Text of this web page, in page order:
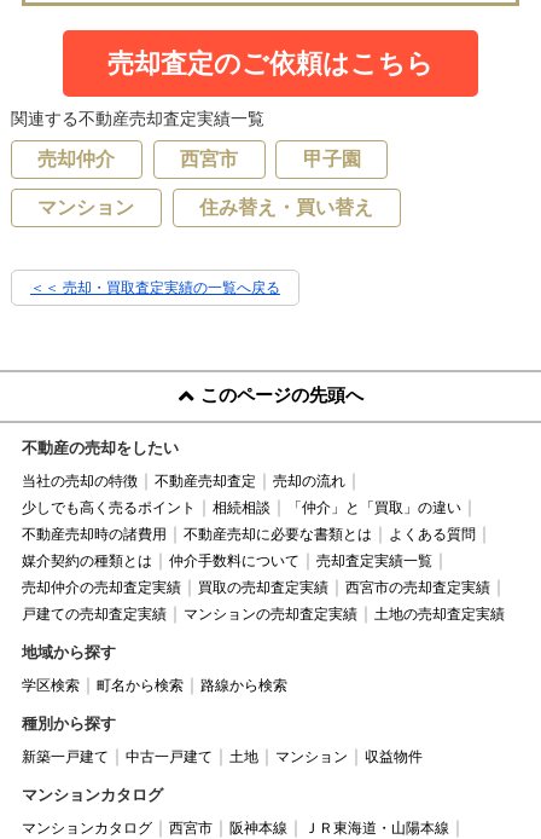
売却査定のご依頼はこちら
関連する不動産売却査定実績一覧
売却仲介 西宮市 甲子園
マンション 住み替え・買い替え
＜＜ 売却・買取査定実績の一覧へ戻る
このページの先頭へ
不動産の売却をしたい
当社の売却の特徴 不動産売却査定
売却の流れ
少しでも高く売るポイント
相続相談
「仲介」と「買取」の違い
不動産売却時の諸費用
不動産売却に必要な書類とは
よくある質問
媒介契約の種類とは
仲介手数料について
売却査定実績一覧
売却仲介の売却査定実績
買取の売却査定実績
西宮市の売却査定実績
戸建ての売却査定実績
マンションの売却査定実績 土地の売却査定実績
地域から探す
学区検索 町名から検索 路線から検索
種別から探す
新築一戸建て 中古一戸建て 土地 マンション 収益物件
マンションカタログ
マンションカタログ 西宮市 阪神本線
ＪＲ東海道・山陽本線